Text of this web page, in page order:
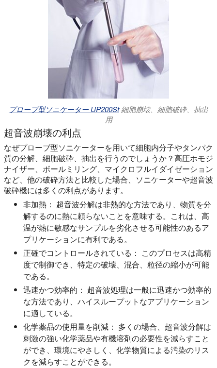
プローブ型ソニケーター UP200St細胞崩壊、細胞破砕、抽出
用
超音波崩壊の利点
なぜプローブ型ソニケーターを用いて細胞内分子やタンパク
質の分解、細胞破砕、抽出を行うのでしょうか？高圧ホモジ
ナイザー、ボールミリング、マイクロフルイダイゼーション
など、他の破砕方法と比較した場合、ソニケーターや超音波
破砕機には多くの利点があります。
非加熱： 超音波分解は非熱的な方法であり、物質を分
解するのに熱に頼らないことを意味する。これは、高
温が熱に敏感なサンプルを劣化させる可能性のあるア
プリケーションに有利である。
正確でコントロールされている： このプロセスは高精
度で制御でき、特定の破壊、混合、粒径の縮小が可能
である。
迅速かつ効率的： 超音波処理は一般に迅速かつ効率的
な方法であり、ハイスループットなアプリケーション
に適している。
化学薬品の使用量を削減： 多くの場合、超音波分解は
刺激の強い化学薬品や有機溶剤の必要性を減らすこと
ができ、環境にやさしく、化学物質による汚染のリス
クを減らすことができる。